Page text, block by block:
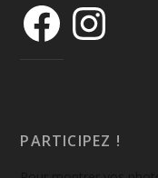
PARTICIPEZ !